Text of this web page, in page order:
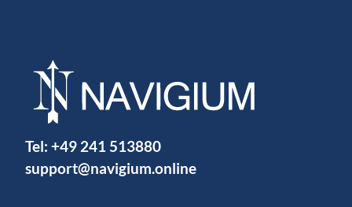
Tel: +49 241 513880
support@navigium.online